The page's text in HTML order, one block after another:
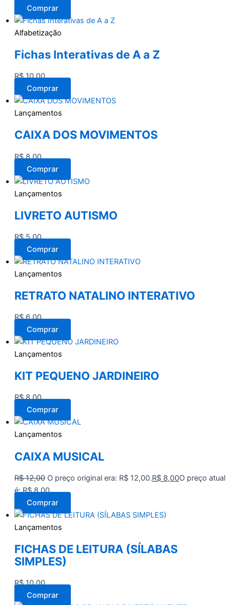
Comprar
Alfabetização
Fichas Interativas de A a Z
R$10,00
Comprar
Lançamentos
CAIXA DOS MOVIMENTOS
R$8,00
Comprar
Lançamentos
LIVRETO AUTISMO
R$5,00
Comprar
Lançamentos
RETRATO NATALINO INTERATIVO
R$6,00
Comprar
Lançamentos
KIT PEQUENO JARDINEIRO
R$8,00
Comprar
Lançamentos
CAIXA MUSICAL
R$12,00 O preço original era: R$ 12,00.R$ 8,00O preço atual
é: R$ 8,00.
Comprar
Lançamentos
FICHAS DE LEITURA (SÍLABAS
SIMPLES)
R$10,00
Comprar